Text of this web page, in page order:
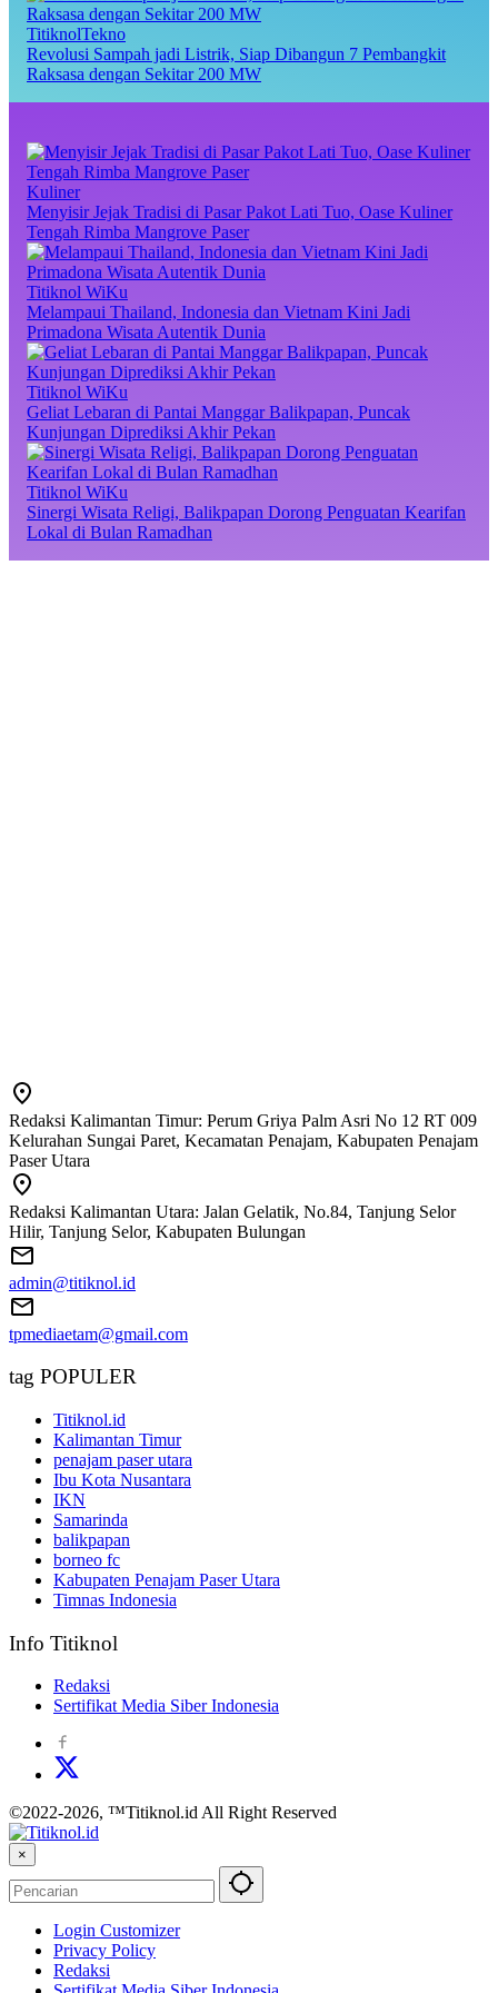
TitiknolTekno
Revolusi Sampah jadi Listrik, Siap Dibangun 7 Pembangkit
Raksasa dengan Sekitar 200 MW
Kuliner
Menyisir Jejak Tradisi di Pasar Pakot Lati Tuo, Oase Kuliner
Tengah Rimba Mangrove Paser
Titiknol WiKu
Melampaui Thailand, Indonesia dan Vietnam Kini Jadi
Primadona Wisata Autentik Dunia
Titiknol WiKu
Geliat Lebaran di Pantai Manggar Balikpapan, Puncak
Kunjungan Diprediksi Akhir Pekan
Titiknol WiKu
Sinergi Wisata Religi, Balikpapan Dorong Penguatan Kearifan
Lokal di Bulan Ramadhan
Redaksi Kalimantan Timur: Perum Griya Palm Asri No 12 RT 009
Kelurahan Sungai Paret, Kecamatan Penajam, Kabupaten Penajam
Paser Utara
Redaksi Kalimantan Utara: Jalan Gelatik, No.84, Tanjung Selor
Hilir, Tanjung Selor, Kabupaten Bulungan
admin@titiknol.id
tpmediaetam@gmail.com
tag POPULER
Titiknol.id
Kalimantan Timur
penajam paser utara
Ibu Kota Nusantara
IKN
Samarinda
balikpapan
borneo fc
Kabupaten Penajam Paser Utara
Timnas Indonesia
Info Titiknol
Redaksi
Sertifikat Media Siber Indonesia
©2022-2026, ™Titiknol.id All Right Reserved
×
Login Customizer
Privacy Policy
Redaksi